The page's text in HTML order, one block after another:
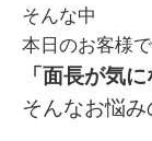
そんな中
本日のお客様で
「面長が気に
そんなお悩み